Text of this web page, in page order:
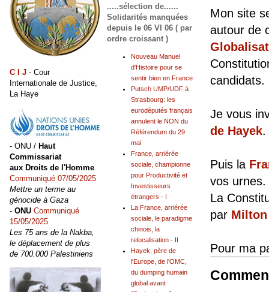
Mon site
autour de
candidats.
Je vous
de Hayek.
Puis la
vos urnes.
La
par
Pour ma
.....sélection de......
Solidarités manquées
depuis le 06 VI 06 ( par
ordre croissant )
Nouveau Manuel
d'Histoire pour se
sentir bien en France
Putsch UMP/UDF à
Strasbourg: les
eurodéputés français
annulent le NON du
Référendum du 29
mai
France, arriérée
sociale, championne
pour Productivité et
Investisseurs
étrangers - I
La France, arriérée
sociale, le paradigme
chinois, la
relocalisation - II
Hayek, père de
l'Europe, de l'OMC,
du dumping humain
global avant
C I J - Cour
Internationale de Justice,
La Haye
- ONU / Haut
Commissariat
aux Droits de l'Homme
Communiqué 07/05/2025
Mettre un terme au
génocide à Gaza
- ONU Communiqué
15/05/2025
Les 75 ans de la Nakba,
le déplacement de plus
de 700.000 Palestiniens